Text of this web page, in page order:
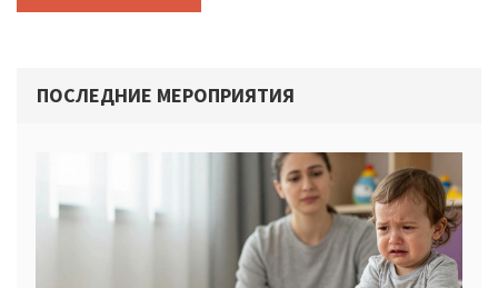
известных специалистов, например, Григория Чарного. Эти
сети.
ПОСЛЕДНИЕ МЕРОПРИЯТИЯ